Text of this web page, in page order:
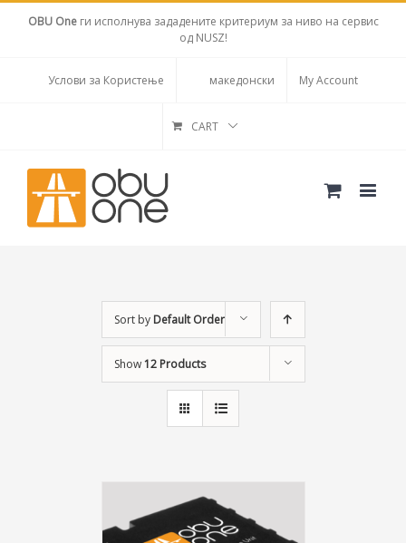
OBU Oneги исполнува зададените критериум за ниво на сервис
од NUSZ!
Услови за Користење македонски My Account
CART
Sort by Default Order
Show12 Products